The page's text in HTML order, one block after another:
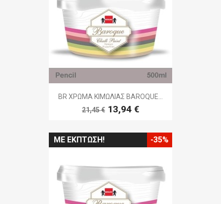
BR ΧΡΩΜΑ ΚΙΜΩΛΙΑΣ BAROQUE...
21,45 € 13,94 €
ΜΕ ΈΚΠΤΩΣΗ! -35%